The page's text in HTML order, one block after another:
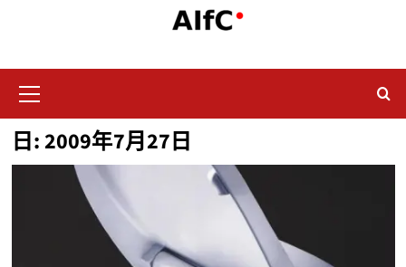
イ
ン
メ
日:2009年7月27日